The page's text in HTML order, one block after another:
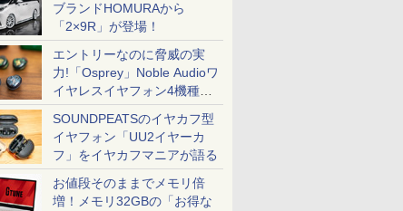
ブランドHOMURAから
「2×9R」が登場！
エントリーなのに脅威の実
力!「Osprey」Noble Audioワ
イヤレスイヤフォン4機種を
一気に聴く
SOUNDPEATSのイヤカフ型
イヤフォン「UU2イヤーカ
フ」をイヤカフマニアが語る
お値段そのままでメモリ倍
増！メモリ32GBの「お得な